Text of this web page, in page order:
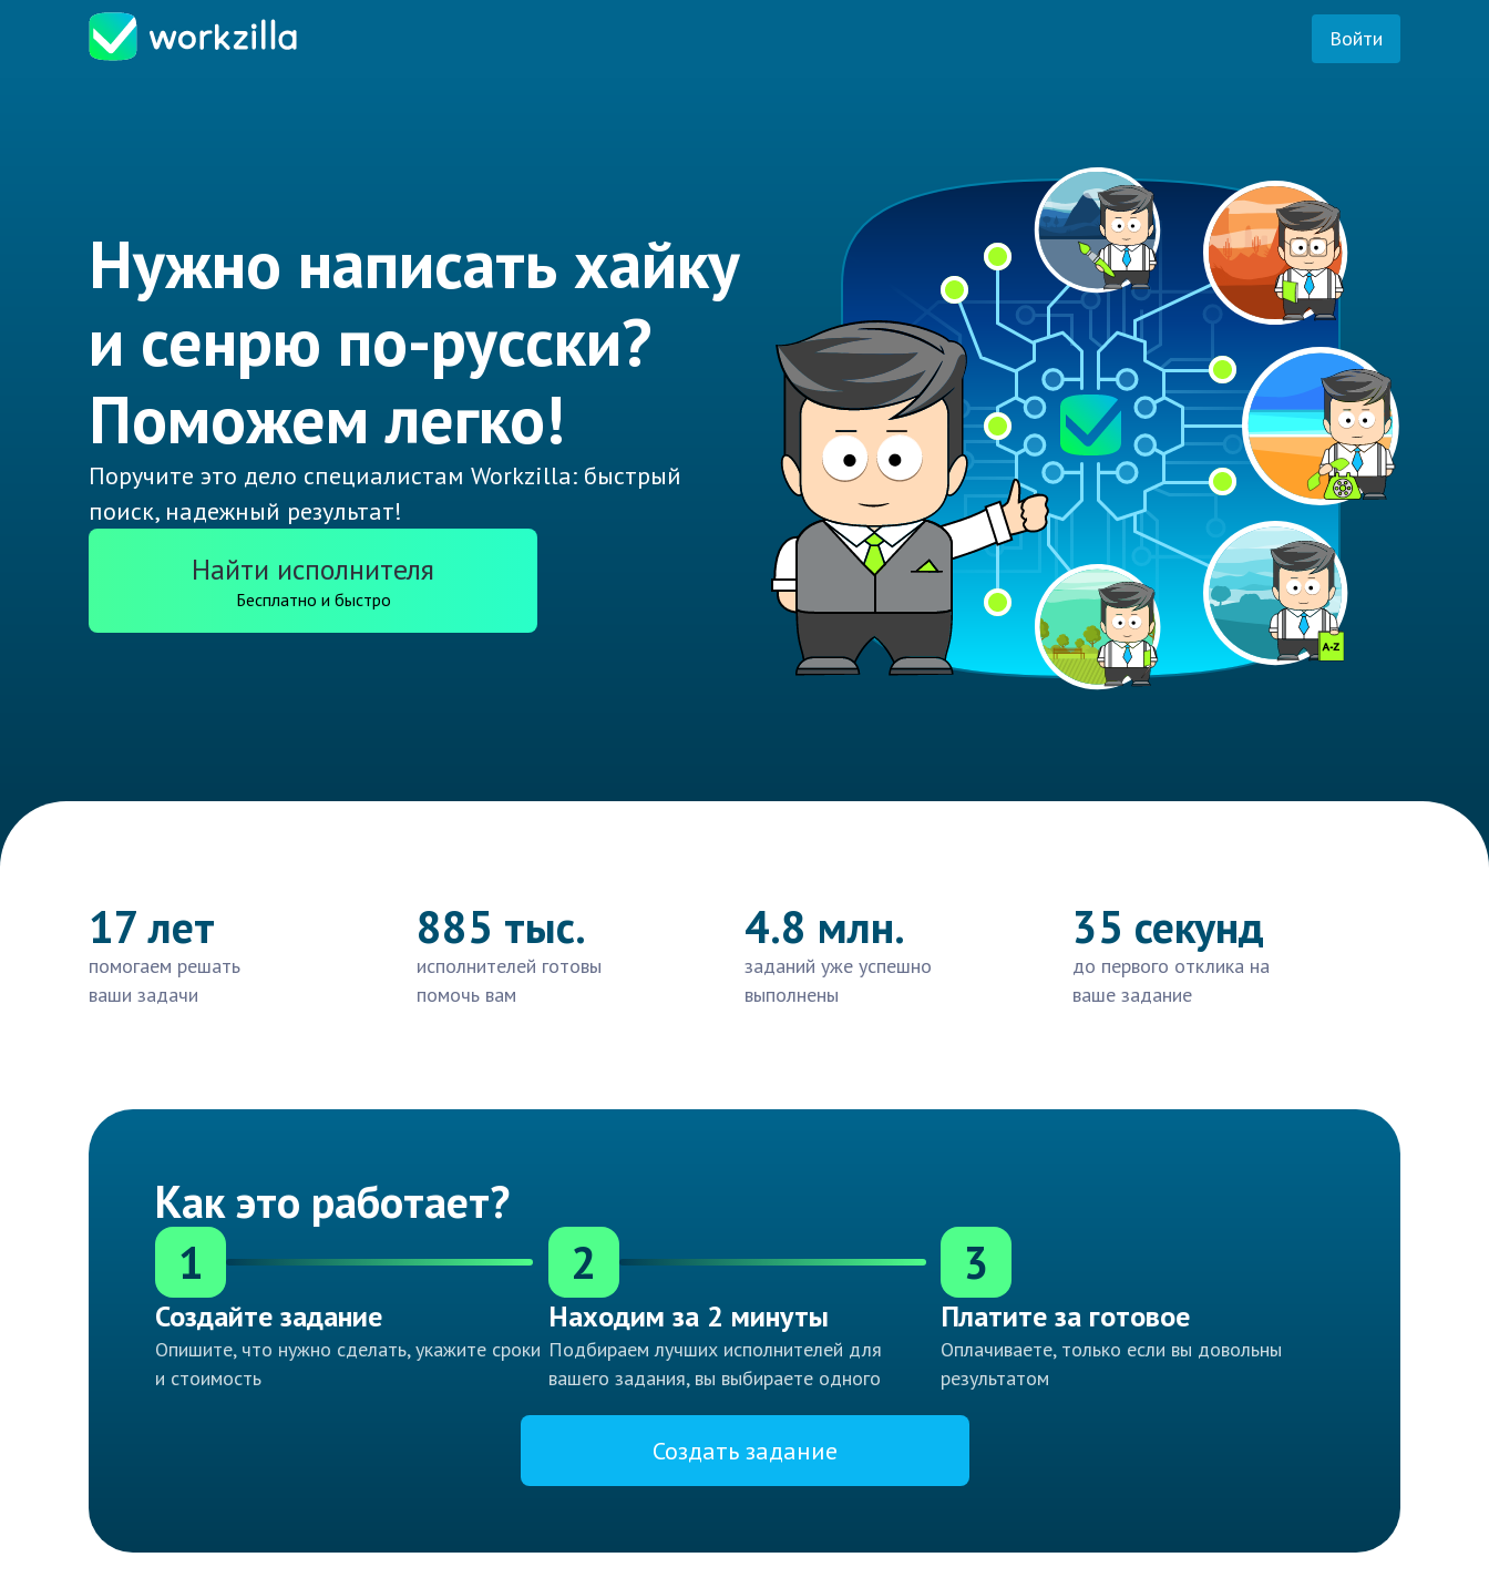
Войти
Нужно написать хайку
и сенрю по-русски?
Поможем легко!
Поручите это дело специалистам Workzilla: быстрый
поиск, надежный результат!
Найти исполнителя
Бесплатно и быстро
17 лет
помогаем решать
ваши задачи
885 тыс.
исполнителей готовы
помочь вам
4.8 млн.
заданий уже успешно
выполнены
35 секунд
до первого отклика на
ваше задание
Как это работает?
1
Создайте задание
Опишите, что нужно сделать, укажите сроки
и стоимость
2
Находим за 2 минуты
Подбираем лучших исполнителей для
вашего задания, вы выбираете одного
3
Платите за готовое
Оплачиваете, только если вы довольны
результатом
Создать задание